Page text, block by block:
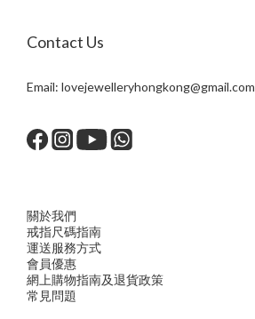
Contact Us
Email: lovejewelleryhongkong@gmail.com
關於我們
戒指尺碼指南
運送服務方式
會員優惠
網上購物指南及退貨政策
常見問題